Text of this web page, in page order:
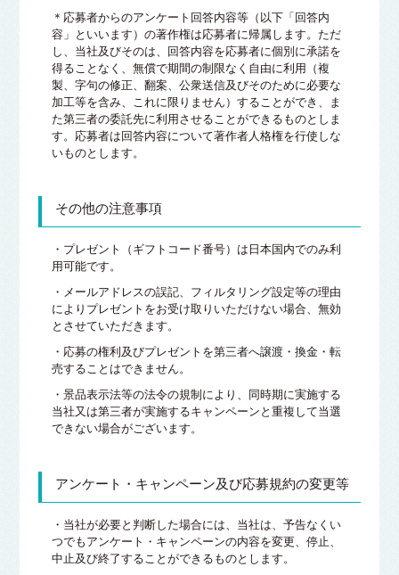
＊応募者からのアンケート回答内容等（以下「回答内
容」といいます）の著作権は応募者に帰属します。ただ
し、当社及びそのは、回答内容を応募者に個別に承諾を
得ることなく、無償で期間の制限なく自由に利用（複
製、字句の修正、翻案、公衆送信及びそのために必要な
加工等を含み、これに限りません）することができ、ま
た第三者の委託先に利用させることができるものとしま
す。応募者は回答内容について著作者人格権を行使しな
いものとします。
その他の注意事項
・プレゼント（ギフトコード番号）は日本国内でのみ利
用可能です。
・メールアドレスの誤記、フィルタリング設定等の理由
によりプレゼントをお受け取りいただけない場合、無効
とさせていただきます。
・応募の権利及びプレゼントを第三者へ譲渡・換金・転
売することはできません。
・景品表示法等の法令の規制により、同時期に実施する
当社又は第三者が実施するキャンペーンと重複して当選
できない場合がございます。
アンケート・キャンペーン及び応募規約の変更等
・当社が必要と判断した場合には、当社は、予告なくい
つでもアンケート・キャンペーンの内容を変更、停止、
中止及び終了することができるものとします。